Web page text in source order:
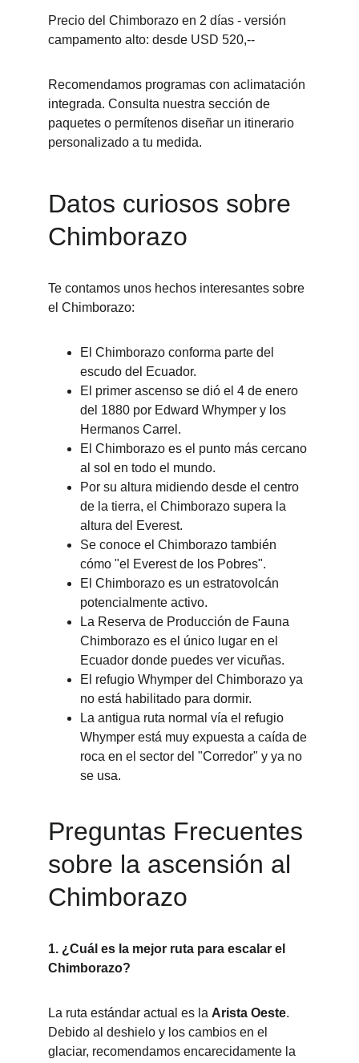
Precio del Chimborazo en 2 días - versión
campamento alto: desde USD 520,--
Recomendamos programas con aclimatación
integrada. Consulta nuestra sección de
paquetes o permítenos diseñar un itinerario
personalizado a tu medida.
Datos curiosos sobre
Chimborazo
Te contamos unos hechos interesantes sobre
el Chimborazo:
El Chimborazo conforma parte del
escudo del Ecuador.
El primer ascenso se dió el 4 de enero
del 1880 por Edward Whymper y los
Hermanos Carrel.
El Chimborazo es el punto más cercano
al sol en todo el mundo.
Por su altura midiendo desde el centro
de la tierra, el Chimborazo supera la
altura del Everest.
Se conoce el Chimborazo también
cómo "el Everest de los Pobres".
El Chimborazo es un estratovolcán
potencialmente activo.
La Reserva de Producción de Fauna
Chimborazo es el único lugar en el
Ecuador donde puedes ver vicuñas.
El refugio Whymper del Chimborazo ya
no está habilitado para dormir.
La antigua ruta normal vía el refugio
Whymper está muy expuesta a caída de
roca en el sector del "Corredor" y ya no
se usa.
Preguntas Frecuentes
sobre la ascensión al
Chimborazo
1. ¿Cuál es la mejor ruta para escalar el
Chimborazo?
La ruta estándar actual es la Arista Oeste.
Debido al deshielo y los cambios en el
glaciar, recomendamos encarecidamente la